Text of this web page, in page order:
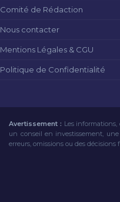
Comité de Rédaction
Nous contacter
Mentions Légales & CGU
Politique de Confidentialité
Avertissement : Les
un conseil en investissement,
erreurs, omissions ou des